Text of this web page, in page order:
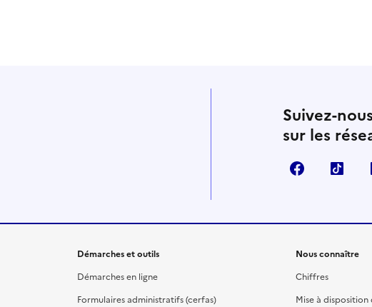
Suivez-nous
sur les
Facebook
Démarches et outils
Démarches en ligne
Formulaires administratifs (cerfas)
Nous connaître
Chiffres
Mise à disposition